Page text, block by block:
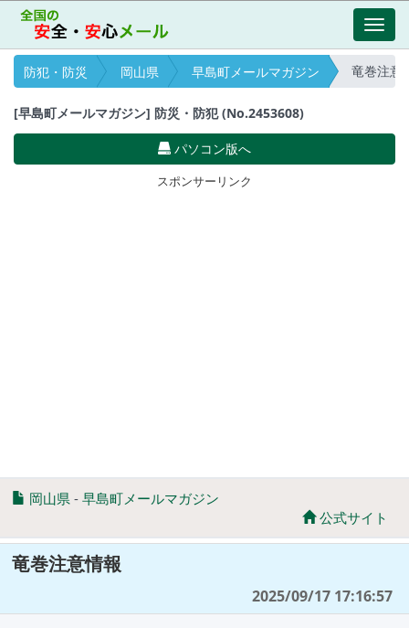
防犯・防災
岡山県 早島町メールマガジン 竜巻注意
[早島町メールマガジン] 防災・防犯 (No.2453608)
パソコン版へ
スポンサーリンク
岡山県 - 早島町メールマガジン
公式サイト
竜巻注意情報
2025/09/17 17:16:57